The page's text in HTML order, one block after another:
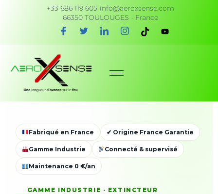
+33 686 119 605 info@aeroxsense.com
66350 TOULOUGES - France
Fabriqué en France ✔ Origine France Garantie
Gamme Industrie Connecté & supervisé
Maintenance 0 €/an
GAMME INDUSTRIE · EXTINCTEUR